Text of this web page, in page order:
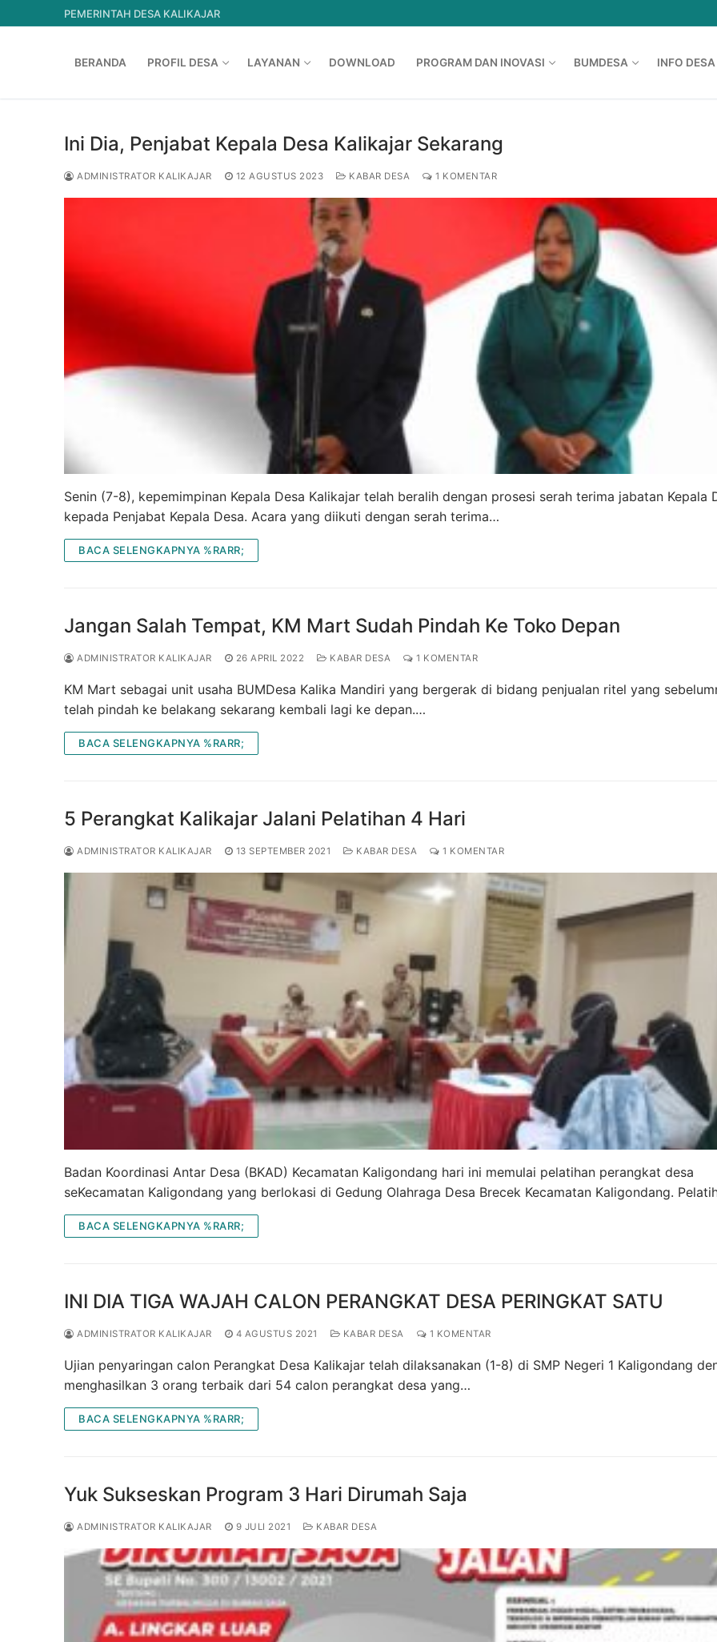
ke
PEMERINTAH DESA KALIKAJAR
BERANDA PROFIL DESA LAYANAN DOWNLOAD PROGRAM DAN INOVASI BUMDESA INFO DESA
Ini Dia, Penjabat Kepala Desa Kalikajar Sekarang
ADMINISTRATOR KALIKAJAR 12 AGUSTUS 2023 KABAR DESA 1 KOMENTAR
Senin (7-8), kepemimpinan Kepala Desa Kalikajar telah beralih dengan prosesi serah terima jabatan Kepala
kepada Penjabat Kepala Desa. Acara yang diikuti dengan serah terima…
BACA SELENGKAPNYA %RARR;
Jangan Salah Tempat, KM Mart Sudah Pindah Ke Toko Depan
ADMINISTRATOR KALIKAJAR 26 APRIL 2022 KABAR DESA 1 KOMENTAR
KM Mart sebagai unit usaha BUMDesa Kalika Mandiri yang bergerak di bidang penjualan ritel yang
telah pindah ke belakang sekarang kembali lagi ke depan.…
BACA SELENGKAPNYA %RARR;
5 Perangkat Kalikajar Jalani Pelatihan 4 Hari
ADMINISTRATOR KALIKAJAR 13 SEPTEMBER 2021 KABAR DESA 1 KOMENTAR
Badan Koordinasi Antar Desa (BKAD) Kecamatan Kaligondang hari ini memulai pelatihan perangkat desa
seKecamatan Kaligondang yang berlokasi di Gedung Olahraga Desa Brecek Kecamatan Kaligondang.
BACA SELENGKAPNYA %RARR;
INI DIA TIGA WAJAH CALON PERANGKAT DESA PERINGKAT SATU
ADMINISTRATOR KALIKAJAR 4 AGUSTUS 2021 KABAR DESA 1 KOMENTAR
Ujian penyaringan calon Perangkat Desa Kalikajar telah dilaksanakan (1-8) di SMP Negeri 1 Kaligondang
menghasilkan 3 orang terbaik dari 54 calon perangkat desa yang…
BACA SELENGKAPNYA %RARR;
Yuk Sukseskan Program 3 Hari Dirumah Saja
ADMINISTRATOR KALIKAJAR 9 JULI 2021 KABAR DESA